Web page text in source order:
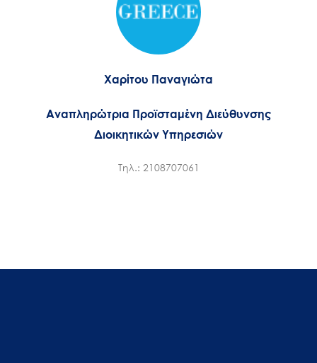
Χαρίτου Παναγιώτα
Αναπληρώτρια Προϊσταμένη Διεύθυνσης
Διοικητικών Υπηρεσιών
Τηλ.: 2108707061